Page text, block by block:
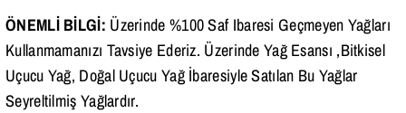
ÖNEMLİ BİLGİ: Üzerinde %100 Saf Ibaresi Geçmeyen Yağları
Kullanmamanızı Tavsiye Ederiz. Üzerinde Yağ Esansı ,Bitkisel
Uçucu Yağ, Doğal Uçucu Yağ İbaresiyle Satılan Bu Yağlar
Seyreltilmiş Yağlardır.